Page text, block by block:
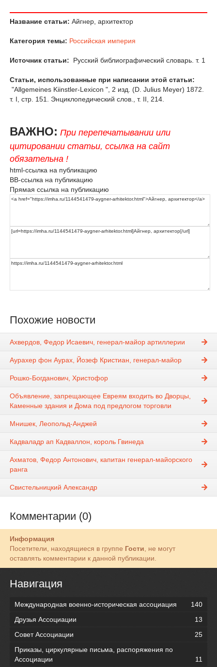
Название статьи: Айгнер, архитектор
Категория темы: Российская империя
Источник статьи: Русский библиографический словарь. т. 1
Статьи, использованные при написании этой статьи:
"Allgemeines Kiinstler-Lexicon ", 2 изд. (D. Julius Meyer) 1872.
т. I, стр. 151. Энциклопедический слов., т. II, 214.
ВАЖНО: При перепечатывании или
цитировании статьи, ссылка на сайт
обязательна !
html-ссылка на публикацию
BB-ссылка на публикацию
Прямая ссылка на публикацию
Похожие новости
Ахвердов, Федор Исаевич, генерал-майор артиллерии
Аурахер фон Аурах, Йозеф Кристиан, генерал-майор
Рошко-Богданович, Христофор
Объявление, запрещающее Евреям входить во Дворцы,
Каменные здания и Дома под предлогом торговли
Мнишек, Леопольд-Анджей
Кадваладр ап Кадваллон, король Гвинеда
Ахматов, Федор Антонович, капитан генерал-майорского
ранга
Свистельницкий Александр
Комментарии (0)
Информация
Посетители, находящиеся в группе Гости, не могут
оставлять комментарии к данной публикации.
Навигация
Международная военно-историческая ассоциация
140
Друзья Ассоциации
13
Совет Ассоциации
25
Приказы, циркулярные письма, распоряжения по
Ассоциации
11